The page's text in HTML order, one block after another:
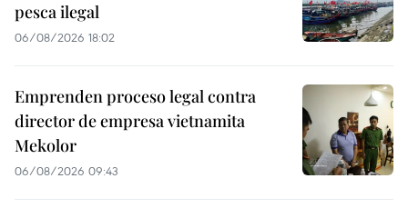
pesca ilegal
06/08/2026 18:02
Emprenden proceso legal contra
director de empresa vietnamita
Mekolor
06/08/2026 09:43